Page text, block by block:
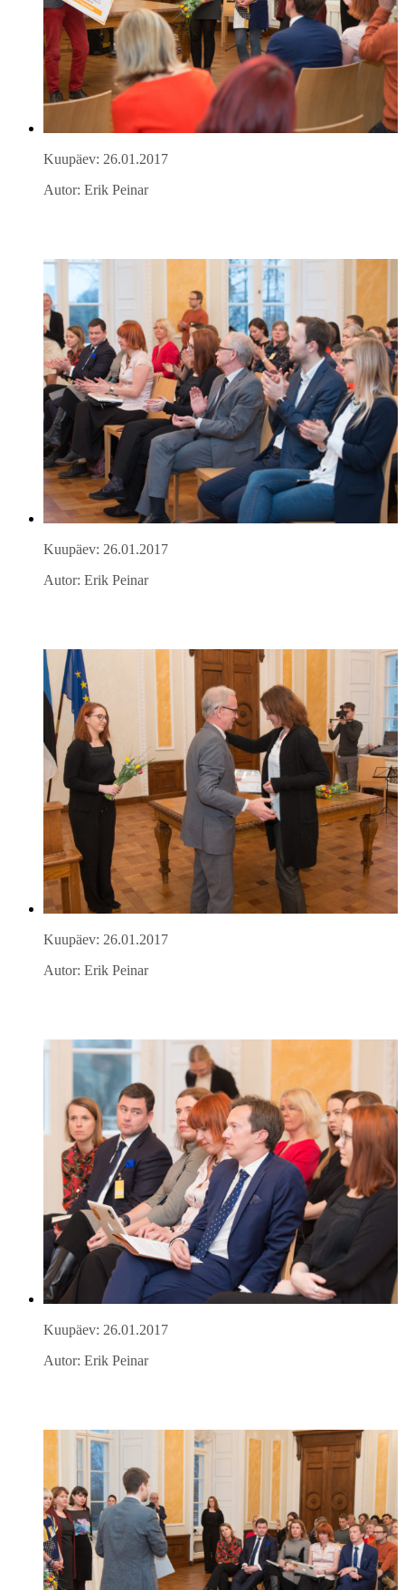
Kuupäev: 26.01.2017
Autor: Erik Peinar
Kuupäev: 26.01.2017
Autor: Erik Peinar
Kuupäev: 26.01.2017
Autor: Erik Peinar
Kuupäev: 26.01.2017
Autor: Erik Peinar